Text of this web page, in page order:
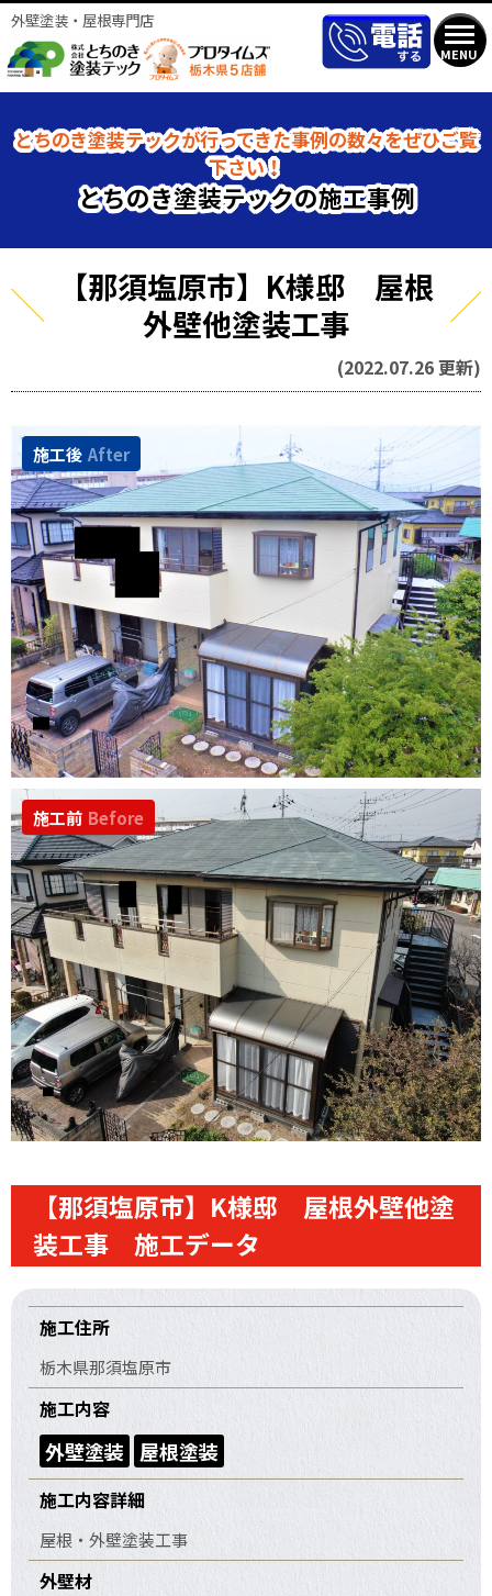
MENU
外壁塗装・屋根専門店
とちのき塗装テックが行ってきた事例の数々をぜひご覧
下さい！
とちのき塗装テックの施工事例
【那須塩原市】K様邸 屋根
外壁他塗装工事
(2022.07.26 更新)
施工後 After
施工前 Before
【那須塩原市】K様邸 屋根外壁他塗
装工事 施工データ
施工住所
栃木県那須塩原市
施工内容
外壁塗装 屋根塗装
施工内容詳細
屋根・外壁塗装工事
外壁材